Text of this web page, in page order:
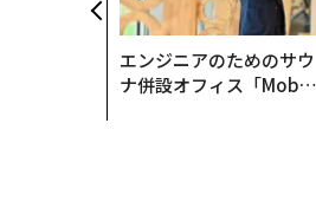
エンジニアのためのサウ
ナ併設オフィス「Mobiu